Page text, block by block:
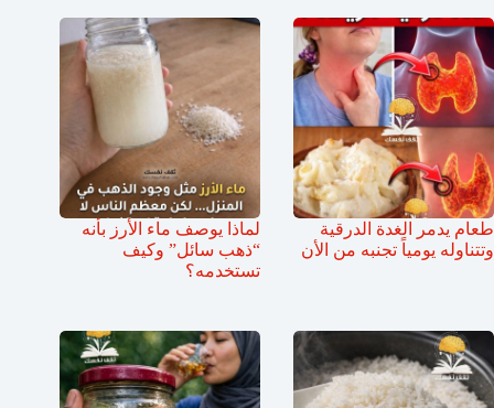
طعام يدمر الغدة الدرقية
وتتناوله يومياً تجنبه من الأن
لماذا يوصف ماء الأرز بأنه
“ذهب سائل” وكيف
تستخدمه؟